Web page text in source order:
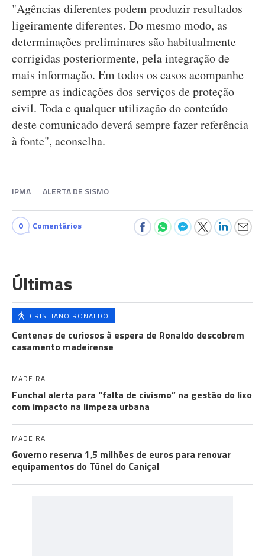
"Agências diferentes podem produzir resultados
ligeiramente diferentes. Do mesmo modo, as
determinações preliminares são habitualmente
corrigidas posteriormente, pela integração de
mais informação. Em todos os casos acompanhe
sempre as indicações dos serviços de proteção
civil. Toda e qualquer utilização do conteúdo
deste comunicado deverá sempre fazer referência
à fonte", aconselha.
IPMA ALERTA DE SISMO
0 Comentários
Últimas
CRISTIANO RONALDO
Centenas de curiosos à espera de Ronaldo descobrem
casamento madeirense
MADEIRA
Funchal alerta para “falta de civismo” na gestão do lixo
com impacto na limpeza urbana
MADEIRA
Governo reserva 1,5 milhões de euros para renovar
equipamentos do Túnel do Caniçal